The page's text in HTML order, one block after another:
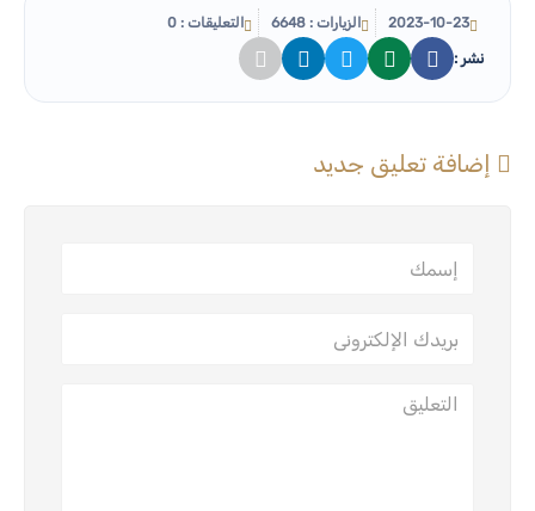
2023-10-23 الزيارات : 6648 التعليقات : 0
نشر :
إضافة تعليق جديد